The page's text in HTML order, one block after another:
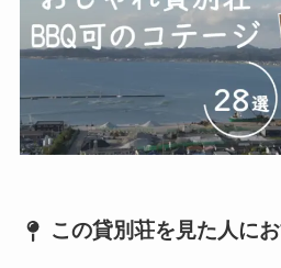
この貸別荘を見た人に